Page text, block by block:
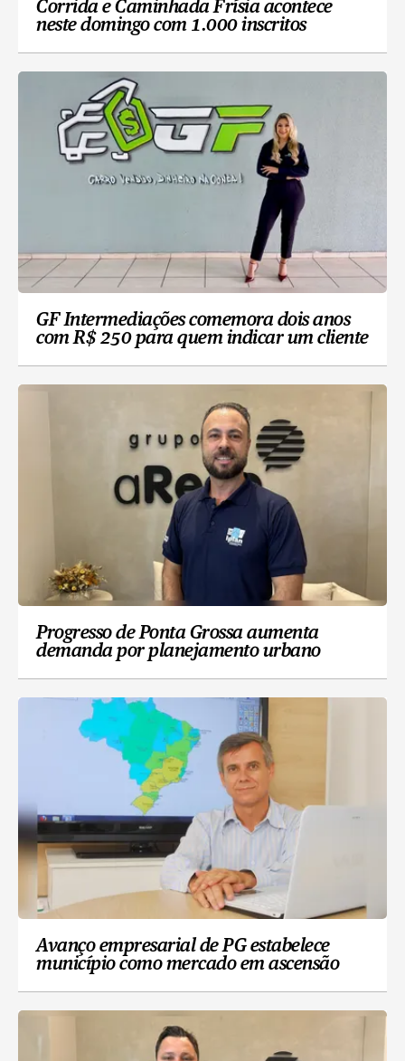
Corrida e Caminhada Frísia acontece
neste domingo com 1.000 inscritos
GF Intermediações comemora dois anos
com R$ 250 para quem indicar um cliente
Progresso de Ponta Grossa aumenta
demanda por planejamento urbano
Avanço empresarial de PG estabelece
município como mercado em ascensão